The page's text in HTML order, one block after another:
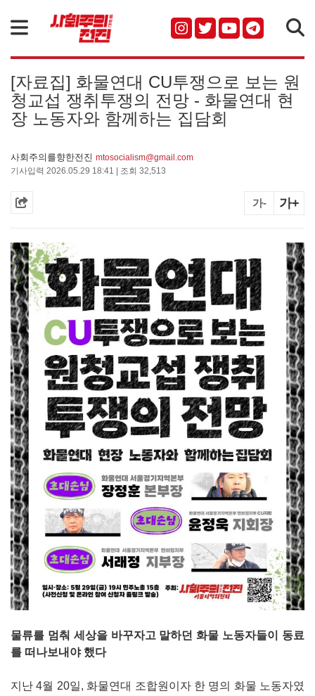
[자료집] 화물연대 CU투쟁으로 보는 원
청교섭 쟁취투쟁의 전망 - 화물연대 현
장 노동자와 함께하는 집담회
사회주의를향한전진 mtosocialism@gmail.com
기사입력 2026.05.29 18:41 | 조회 32,513
가- 가+
물류를 멈춰 세상을 바꾸자고 말하던 화물 노동자들이 동료
를 떠나보내야 했다
지난 4월 20일, 화물연대 조합원이자 한 명의 화물 노동자였